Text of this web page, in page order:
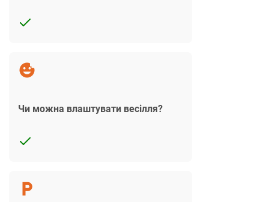
Чи можна влаштувати весілля?